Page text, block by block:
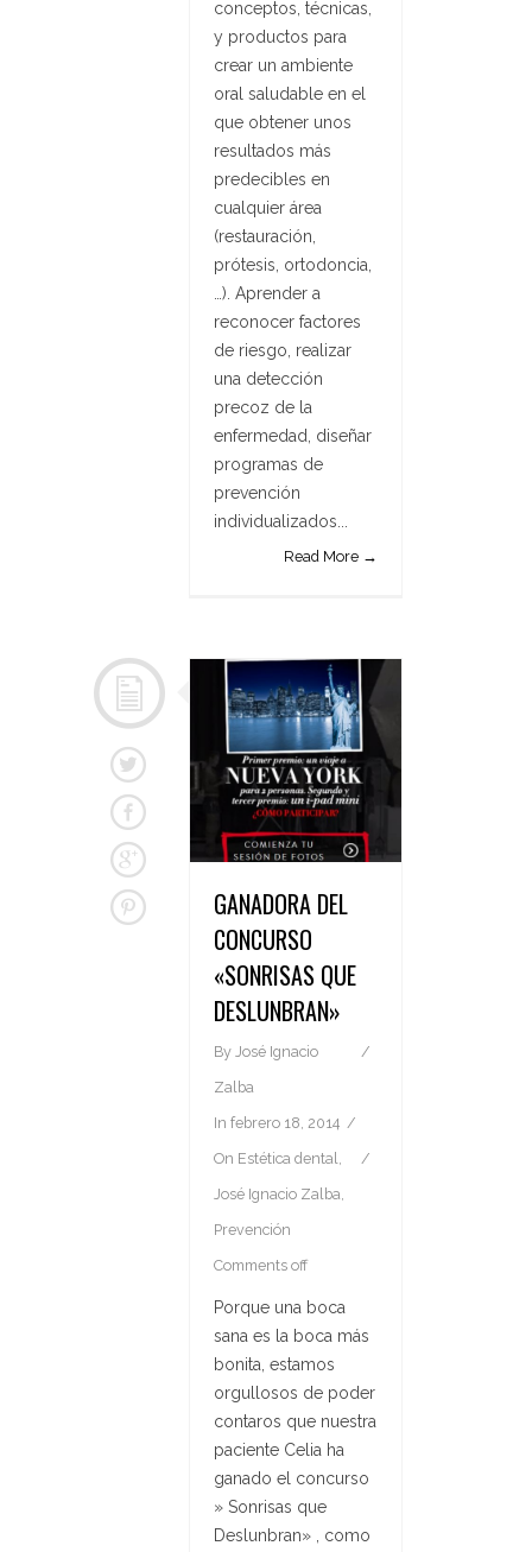
conceptos, técnicas,
y productos para
crear un ambiente
oral saludable en el
que obtener unos
resultados más
predecibles en
cualquier área
(restauración,
prótesis, ortodoncia,
…). Aprender a
reconocer factores
de riesgo, realizar
una detección
precoz de la
enfermedad, diseñar
programas de
prevención
individualizados...
Read More →
GANADORA DEL
CONCURSO
«SONRISAS QUE
DESLUNBRAN»
By José Ignacio
Zalba
In febrero 18, 2014
On Estética dental
José Ignacio Zalba
Prevención
Comments off
Porque una boca
sana es la boca más
bonita, estamos
orgullosos de poder
contaros que nuestra
paciente Celia ha
ganado el concurso
» Sonrisas que
Deslunbran» , como